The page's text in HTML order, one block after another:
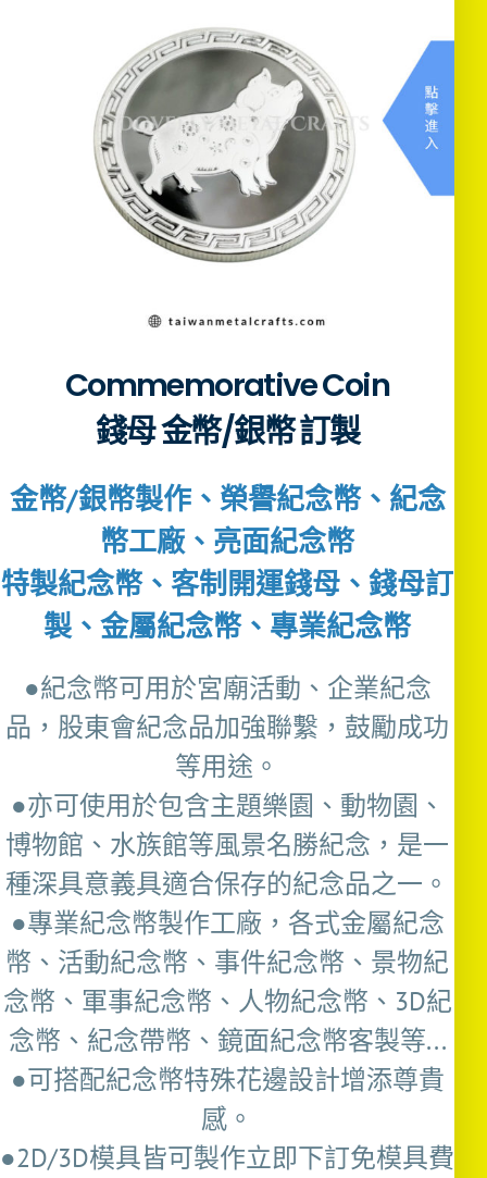
Commemorative Coin
錢母 金幣/銀幣 訂製
金幣/銀幣製作、榮譽紀念幣、紀念
幣工廠、亮面紀念幣
特製紀念幣、客制開運錢母、錢母訂
製、金屬紀念幣、專業紀念幣
●紀念幣可用於宮廟活動、企業紀念
品，股東會紀念品加強聯繫，鼓勵成功
等用途。
●亦可使用於包含主題樂園、動物園、
博物館、水族館等風景名勝紀念，是一
種深具意義具適合保存的紀念品之一。
●專業紀念幣製作工廠，各式金屬紀念
幣、活動紀念幣、事件紀念幣、景物紀
念幣、軍事紀念幣、人物紀念幣、3D紀
念幣、紀念帶幣、鏡面紀念幣客製等...
●可搭配紀念幣特殊花邊設計增添尊貴
感。
●2D/3D模具皆可製作立即下訂免模具費